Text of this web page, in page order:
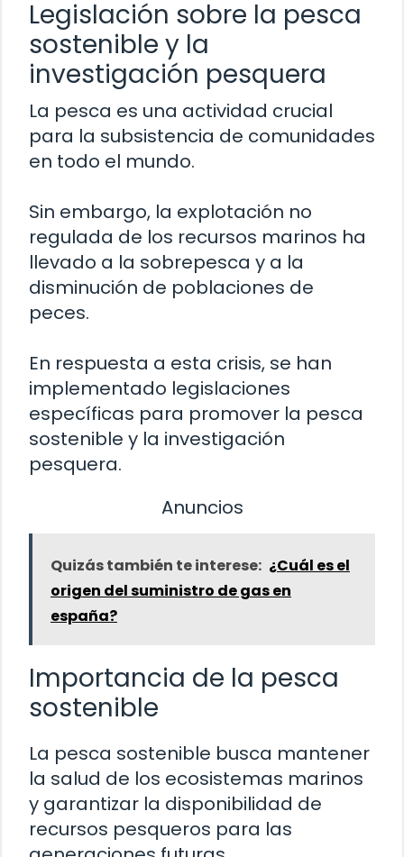
Legislación sobre la pesca
sostenible y la
investigación pesquera
La pesca es una actividad crucial
para la subsistencia de comunidades
en todo el mundo.
Sin embargo, la explotación no
regulada de los recursos marinos ha
llevado a la sobrepesca y a la
disminución de poblaciones de
peces.
En respuesta a esta crisis, se han
implementado legislaciones
específicas para promover la pesca
sostenible y la investigación
pesquera.
Anuncios
Quizás también te interese: ¿Cuál es el
origen del suministro de gas en
españa?
Importancia de la pesca
sostenible
La pesca sostenible busca mantener
la salud de los ecosistemas marinos
y garantizar la disponibilidad de
recursos pesqueros para las